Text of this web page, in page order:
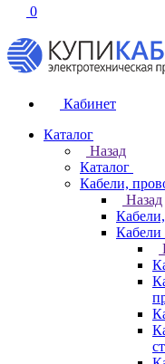
0
Кабинет
Каталог
Назад
Каталог
Кабели,
Назад
Кабели